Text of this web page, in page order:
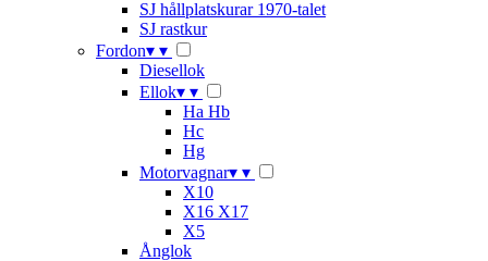
SJ hållplatskurar 1970-talet
SJ rastkur
Fordon▾ ▾
Diesellok
Ellok▾ ▾
Ha Hb
Hc
Hg
Motorvagnar▾ ▾
X10
X16 X17
X5
Ånglok